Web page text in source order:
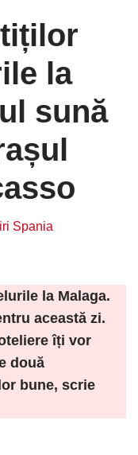
la
sună
Spania
la Malaga.
această zi.
îți vor
două
bune, scrie